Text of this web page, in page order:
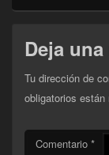
Deja
Tu dirección de
obligatorios
Comentario *